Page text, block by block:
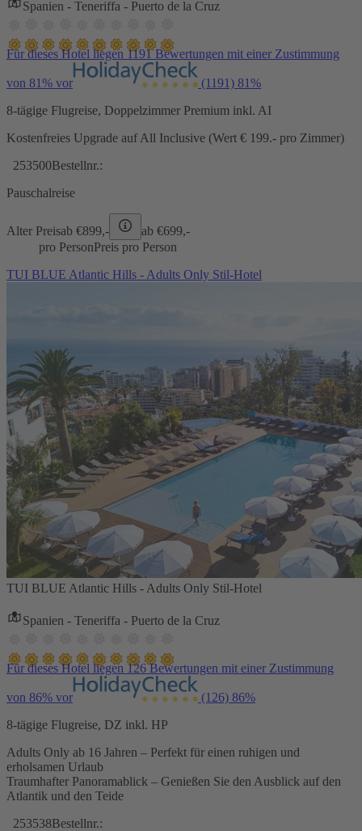
Spanien - Teneriffa - Puerto de la Cruz
Für dieses Hotel liegen 1191 Bewertungen mit einer Zustimmung
von 81% vor (1191) 81%
8-tägige Flugreise, Doppelzimmer Premium inkl. AI
Kostenfreies Upgrade auf All Inclusive (Wert € 199.- pro Zimmer)
253500Bestellnr.:
Pauschalreise
Alter Preisab €899,- ab €699,-
pro PersonPreis pro Person
TUI BLUE Atlantic Hills - Adults Only Stil-Hotel
TUI BLUE Atlantic Hills - Adults Only Stil-Hotel
Spanien - Teneriffa - Puerto de la Cruz
Für dieses Hotel liegen 126 Bewertungen mit einer Zustimmung
von 86% vor (126) 86%
8-tägige Flugreise, DZ inkl. HP
Adults Only ab 16 Jahren – Perfekt für einen ruhigen und
erholsamen Urlaub
Traumhafter Panoramablick – Genießen Sie den Ausblick auf den
Atlantik und den Teide
253538Bestellnr.: